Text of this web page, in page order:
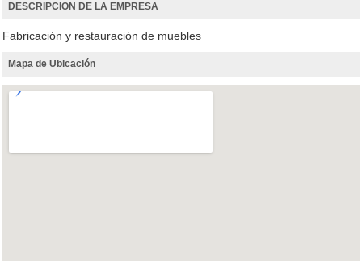
DESCRIPCION DE LA EMPRESA
Fabricación y restauración de muebles
Mapa de Ubicación